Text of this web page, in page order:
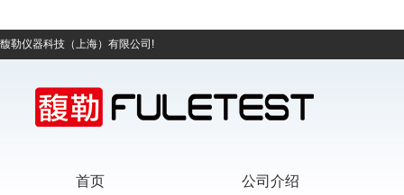
馥勒仪器科技（上海）有限公司!
首页 公司介绍